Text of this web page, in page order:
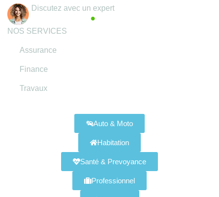
Discutez avec un expert
NOS SERVICES
Assurance
Finance
Travaux
Auto & Moto
Habitation
Santé & Prevoyance
Professionnel